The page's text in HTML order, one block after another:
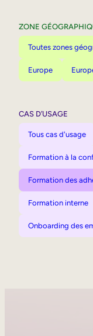
ZONE
Toutes zones
Europe
CAS D’USAGE
Tous cas d'usage
Formation à la
Formation des
Formation interne
Onboarding des